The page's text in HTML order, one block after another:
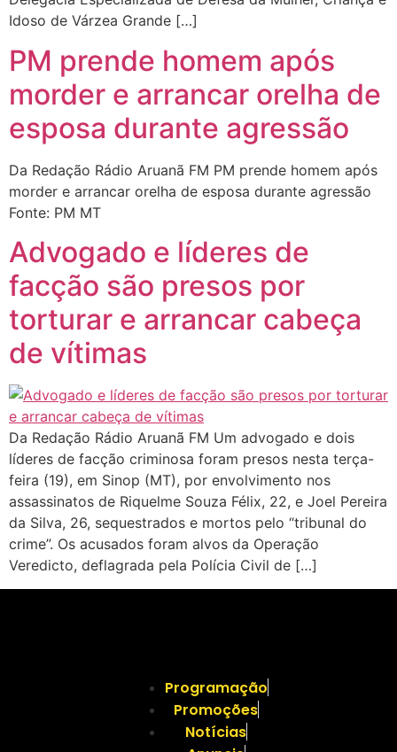
Idoso de Várzea Grande […]
PM prende homem após
morder e arrancar orelha de
esposa durante agressão
Da Redação Rádio Aruanã FM PM prende homem após
morder e arrancar orelha de esposa durante agressão
Fonte: PM MT
Advogado e líderes de
facção são presos por
torturar e arrancar cabeça
de vítimas
Da Redação Rádio Aruanã FM Um advogado e dois
líderes de facção criminosa foram presos nesta terça-
feira (19), em Sinop (MT), por envolvimento nos
assassinatos de Riquelme Souza Félix, 22, e Joel Pereira
da Silva, 26, sequestrados e mortos pelo “tribunal do
crime”. Os acusados foram alvos da Operação
Veredicto, deflagrada pela Polícia Civil de […]
Programação
Promoções
Notícias